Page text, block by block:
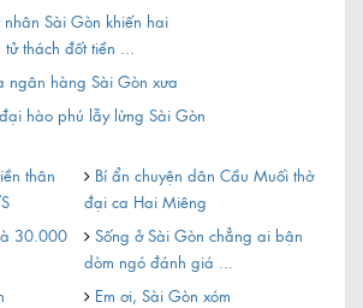
nhân Sài Gòn khiến hai
thách đốt tiền ...
ngân hàng Sài Gòn xưa
hào phú lẫy lừng Sài Gòn
thân
Bí ẩn chuyện dân Cầu Muối thờ
đại ca Hai Miêng
30.000
Sống ở Sài Gòn chẳng ai bận
dòm ngó đánh giá ...
Em ơi, Sài Gòn xóm